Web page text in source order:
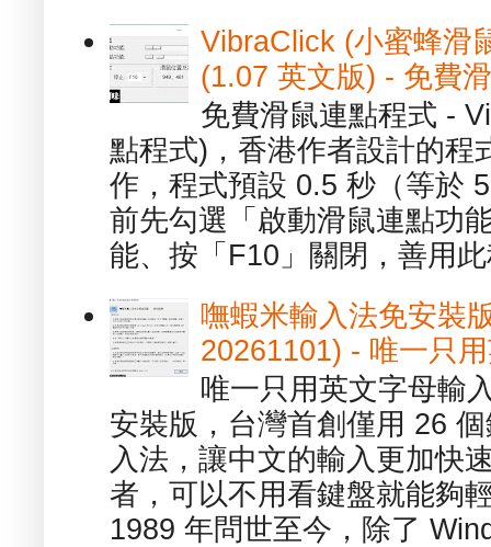
VibraClick (小蜜蜂滑
(1.07 英文版) - 免費
免費滑鼠連點程式 -
點程式)，香港作者設計的程
作，程式預設 0.5 秒（等於
前先勾選「啟動滑鼠連點功
能、按「F10」關閉，善用
嘸蝦米輸入法免安裝
20261101) - 唯一只
唯一只用英文字母輸
安裝版，台灣首創僅用 26
入法，讓中文的輸入更加快
者，可以不用看鍵盤就能夠
1989 年問世至今，除了